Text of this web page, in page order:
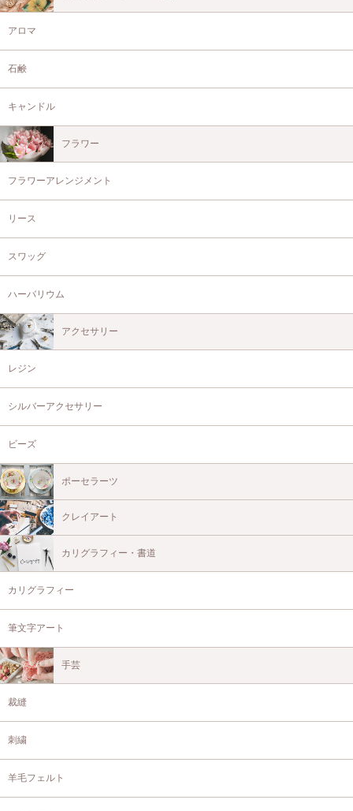
アロマ
石鹸
キャンドル
フラワー
フラワーアレンジメント
リース
スワッグ
ハーバリウム
アクセサリー
レジン
シルバーアクセサリー
ビーズ
ポーセラーツ
クレイアート
カリグラフィー・書道
カリグラフィー
筆文字アート
手芸
裁縫
刺繍
羊毛フェルト